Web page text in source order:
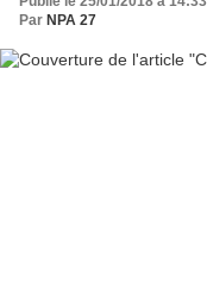
Par NPA 27